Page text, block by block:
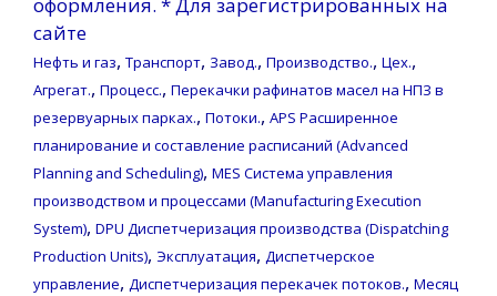
сайте
Нефть и газ, Транспорт, Завод., Производство., Цех.,
Агрегат., Процесс., Перекачки рафинатов масел на НПЗ в
резервуарных парках., Потоки., APS Расширенное
планирование и составление расписаний (Advanced
Planning and Scheduling), MES Система управления
производством и процессами (Manufacturing Execution
System), DPU Диспетчеризация производства (Dispatching
Production Units), Эксплуатация, Диспетчерское
управление, Диспетчеризация перекачек потоков., Месяц